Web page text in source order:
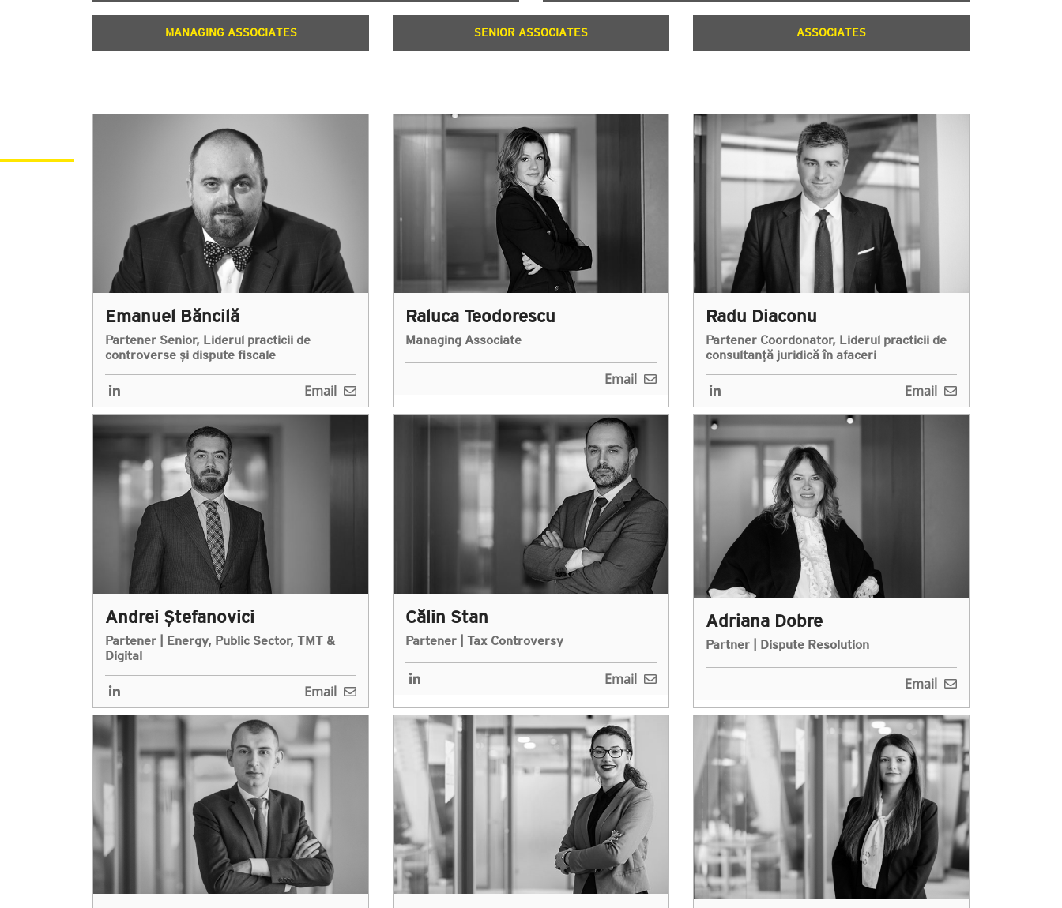
MANAGING ASSOCIATES SENIOR ASSOCIATES ASSOCIATES
Emanuel Băncilă
Partener Senior, Liderul practicii de
controverse și dispute fiscale
Email
Raluca Teodorescu
Managing Associate
Email
Radu Diaconu
Partener Coordonator, Liderul practicii de
consultanță juridică în afaceri
Email
Andrei Ștefanovici
Partener | Energy, Public Sector, TMT &
Digital
Email
Călin Stan
Partener | Tax Controversy
Email
Adriana Dobre
Partner | Dispute Resolution
Email